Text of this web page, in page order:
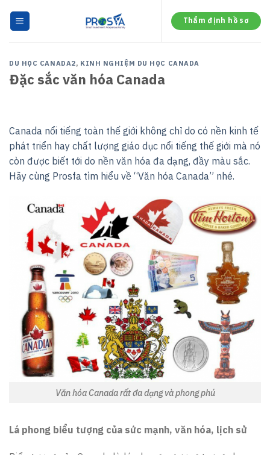
Thẩm định hồ sơ
DU HỌC CANADA2, KINH NGHIỆM DU HỌC CANADA
Đặc sắc văn hóa Canada
Canada nổi tiếng toàn thế giới không chỉ do có nền kinh tế
phát triển hay chất lượng giáo dục nổi tiếng thế giới mà nó
còn được biết tới do nền văn hóa đa dạng, đầy màu sắc.
Hãy cùng Prosfa tìm hiểu về “Văn hóa Canada” nhé.
Văn hóa Canada rất đa dạng và phong phú
Lá phong biểu tượng của sức mạnh, văn hóa, lịch sử